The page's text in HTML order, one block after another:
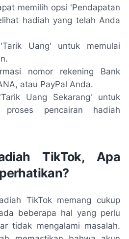
memilih opsi 'Pendapatan
hadiah yang telah Anda
Uang' untuk memulai
nomor rekening Bank
atau PayPal Anda.
Uang Sekarang' untuk
proses pencairan hadiah
TikTok, Apa
TikTok memang cukup
beberapa hal yang perlu
tidak mengalami masalah.